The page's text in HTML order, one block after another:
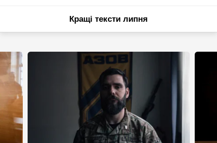
Кращі тексти липня